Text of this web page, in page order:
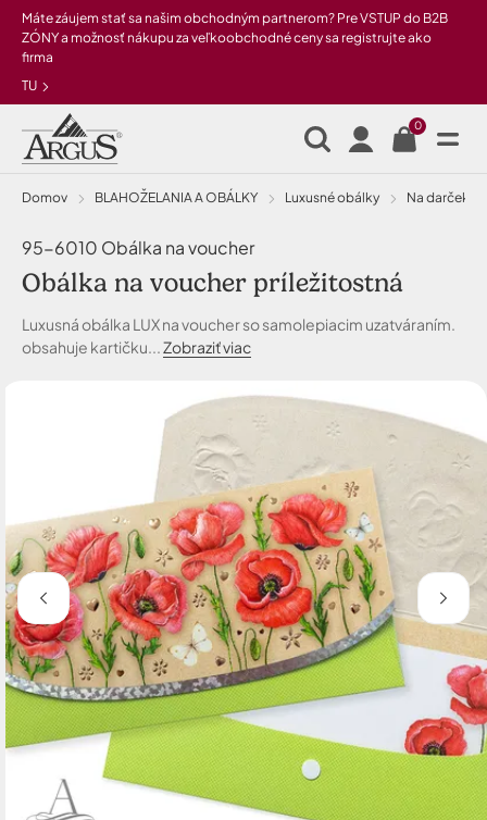
Preskočiť na hlavný obsah
Máte záujem stať sa našim obchodným partnerom? Pre VSTUP do B2B
ZÓNY a možnosť nákupu za veľkoobchodné ceny sa registrujte ako
firma
TU
0
Domov BLAHOŽELANIA A OBÁLKY Luxusné obálky na
95-6010 Obálka na voucher
Obálka na voucher príležitostná
Luxusná obálka LUX na voucher so samolepiacim uzatváraním.
obsahuje kartičku...Zobraziť viac